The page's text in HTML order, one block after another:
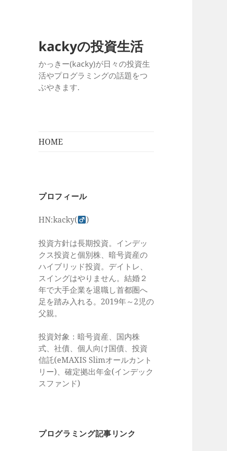
kackyの投資生活
かっきー(kacky)が日々の投資生
活やプログラミングの話題をつ
ぶやきます.
HOME
プロフィール
HN:kacky( )
投資方針は長期投資。インデッ
クス投資と個別株、暗号資産の
ハイブリッド投資。デイトレ、
スイングはやりません。結婚２
年で大手企業を退職し首都圏へ
足を踏み入れる。2019年～2児の
父親。
投資対象：暗号資産、国内株
式、社債、個人向け国債、投資
信託(eMAXIS Slimオールカント
リー)、確定拠出年金(インデック
スファンド)
プログラミング記事リンク